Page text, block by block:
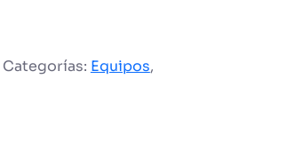
Categorías: Equipos,